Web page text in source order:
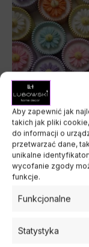
Aby zapewnić jak
takich jak pliki
do informacji o
przetwarzać dane,
unikalne
wycofanie zgody
funkcje.
Funkcjonalne
Statystyka
Świece w Gipsie
Świeca
50,00zł
Wybierz